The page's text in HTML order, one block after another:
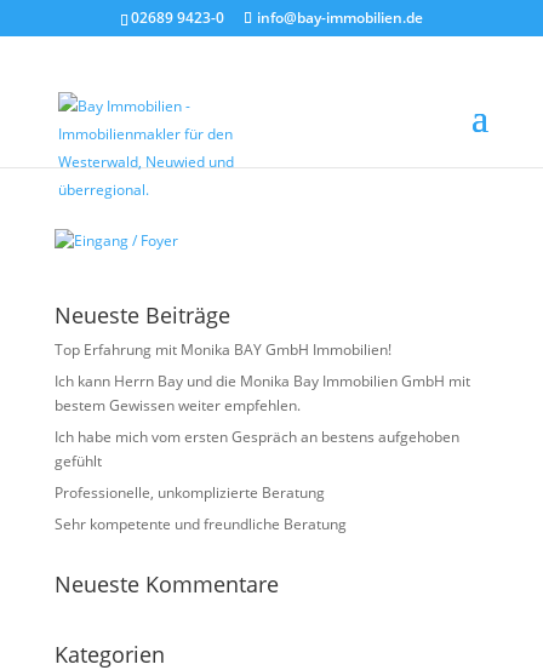
02689 9423-0 info@bay-immobilien.de
Eingang / Foyer
vonChristian Bay|Feb. 27, 2026
Neueste Beiträge
Top Erfahrung mit Monika BAY GmbH Immobilien!
Ich kann Herrn Bay und die Monika Bay Immobilien GmbH mit
bestem Gewissen weiter empfehlen.
Ich habe mich vom ersten Gespräch an bestens aufgehoben
gefühlt
Professionelle, unkomplizierte Beratung
Sehr kompetente und freundliche Beratung
Neueste Kommentare
Kategorien